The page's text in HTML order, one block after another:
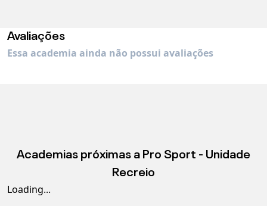
Avaliações
Essa academia ainda não possui avaliações
Academias próximas a Pro Sport - Unidade
Recreio
Loading...